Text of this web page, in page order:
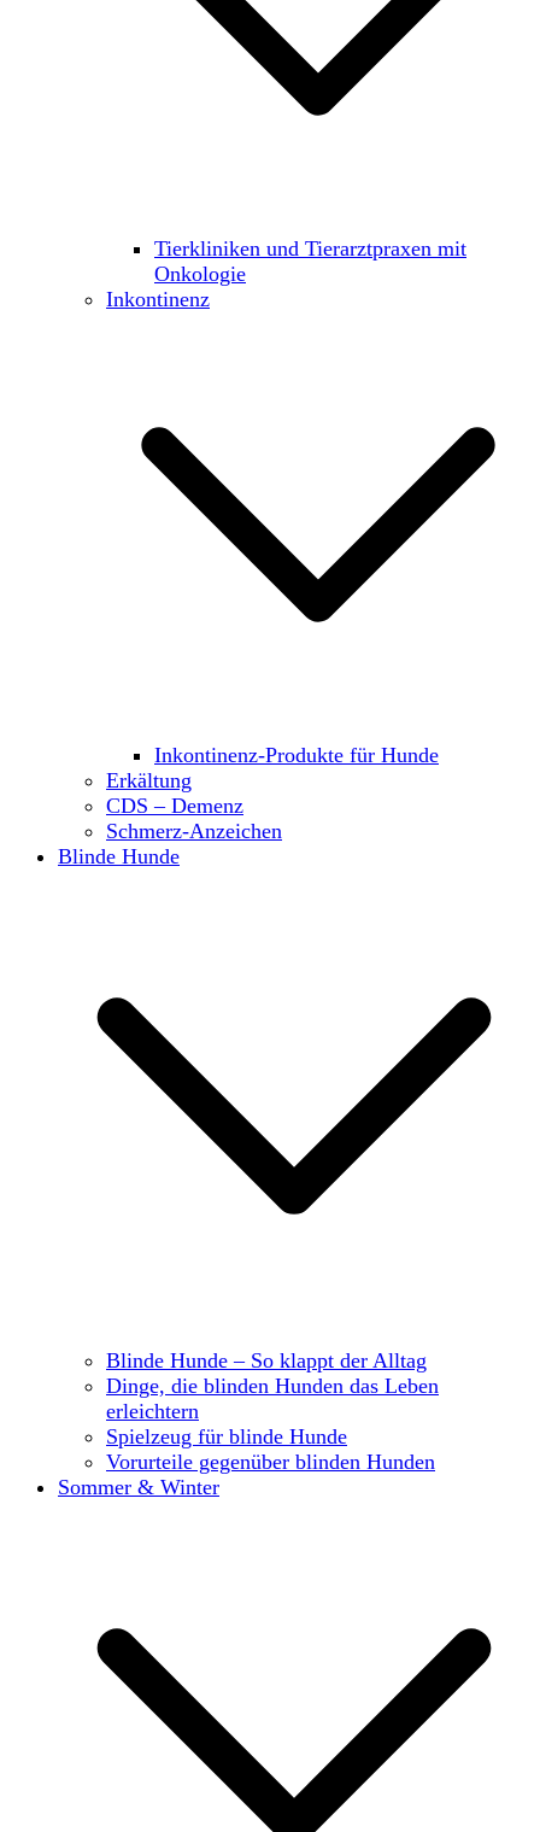
Tierkliniken und Tierarztpraxen mit
Onkologie
Inkontinenz
Inkontinenz-Produkte für Hunde
Erkältung
CDS – Demenz
Schmerz-Anzeichen
Blinde Hunde
Blinde Hunde – So klappt der Alltag
Dinge, die blinden Hunden das Leben
erleichtern
Spielzeug für blinde Hunde
Vorurteile gegenüber blinden Hunden
Sommer & Winter